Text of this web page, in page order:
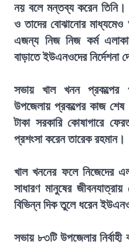
নয় বলে মন্তব্য করেন তিনি।
ও তাদের বোঝানোর
এজন্য নিজ নিজ কর্ম
বাড়াতে ইউএনওদের নির্দেশনা
সভায় খাল খনন প্রকল্পের
উপজেলায় প্রকল্পের কাজ শেষ
টাকা সরকারি কোষাগারে
প্রশংসা করেন তারেক রহমান।
খাল খননের ফলে নিজেদের
সাধারণ মানুষের
বিভিন্ন দিক তুলে ধরেন
সভায় ৮৩টি উপজেলার